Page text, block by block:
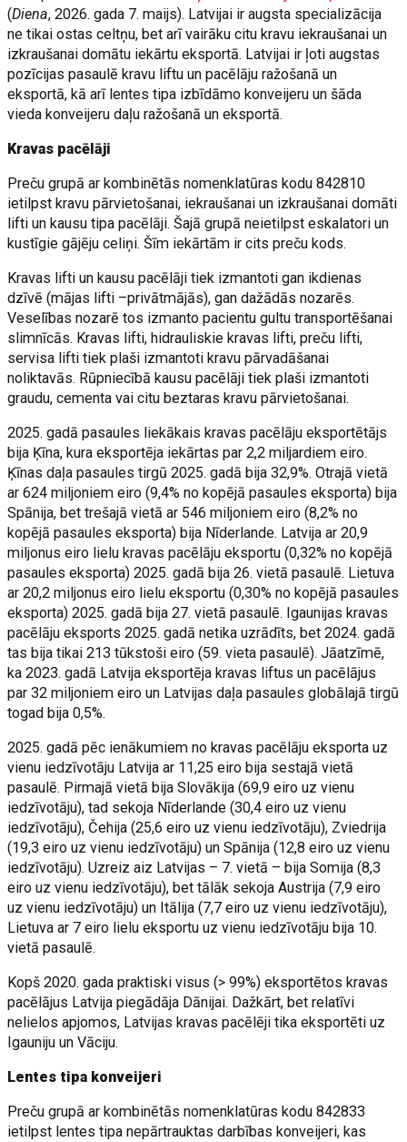
(Diena, 2026. gada 7. maijs). Latvijai ir augsta specializācija
ne tikai ostas celtņu, bet arī vairāku citu kravu iekraušanai un
izkraušanai domātu iekārtu eksportā. Latvijai ir ļoti augstas
pozīcijas pasaulē kravu liftu un pacēlāju ražošanā un
eksportā, kā arī lentes tipa izbīdāmo konveijeru un šāda
vieda konveijeru daļu ražošanā un eksportā.
Kravas pacēlāji
Preču grupā ar kombinētās nomenklatūras kodu 842810
ietilpst kravu pārvietošanai, iekraušanai un izkraušanai domāti
lifti un kausu tipa pacēlāji. Šajā grupā neietilpst eskalatori un
kustīgie gājēju celiņi. Šīm iekārtām ir cits preču kods.
Kravas lifti un kausu pacēlāji tiek izmantoti gan ikdienas
dzīvē (mājas lifti –privātmājās), gan dažādās nozarēs.
Veselības nozarē tos izmanto pacientu gultu transportēšanai
slimnīcās. Kravas lifti, hidrauliskie kravas lifti, preču lifti,
servisa lifti tiek plaši izmantoti kravu pārvadāšanai
noliktavās. Rūpniecībā kausu pacēlāji tiek plaši izmantoti
graudu, cementa vai citu beztaras kravu pārvietošanai.
2025. gadā pasaules liekākais kravas pacēlāju eksportētājs
bija Ķīna, kura eksportēja iekārtas par 2,2 miljardiem eiro.
Ķīnas daļa pasaules tirgū 2025. gadā bija 32,9%. Otrajā vietā
ar 624 miljoniem eiro (9,4% no kopējā pasaules eksporta) bija
Spānija, bet trešajā vietā ar 546 miljoniem eiro (8,2% no
kopējā pasaules eksporta) bija Nīderlande. Latvija ar 20,9
miljonus eiro lielu kravas pacēlāju eksportu (0,32% no kopējā
pasaules eksporta) 2025. gadā bija 26. vietā pasaulē. Lietuva
ar 20,2 miljonus eiro lielu eksportu (0,30% no kopējā pasaules
eksporta) 2025. gadā bija 27. vietā pasaulē. Igaunijas kravas
pacēlāju eksports 2025. gadā netika uzrādīts, bet 2024. gadā
tas bija tikai 213 tūkstoši eiro (59. vieta pasaulē). Jāatzīmē,
ka 2023. gadā Latvija eksportēja kravas liftus un pacēlājus
par 32 miljoniem eiro un Latvijas daļa pasaules globālajā tirgū
togad bija 0,5%.
2025. gadā pēc ienākumiem no kravas pacēlāju eksporta uz
vienu iedzīvotāju Latvija ar 11,25 eiro bija sestajā vietā
pasaulē. Pirmajā vietā bija Slovākija (69,9 eiro uz vienu
iedzīvotāju), tad sekoja Nīderlande (30,4 eiro uz vienu
iedzīvotāju), Čehija (25,6 eiro uz vienu iedzīvotāju), Zviedrija
(19,3 eiro uz vienu iedzīvotāju) un Spānija (12,8 eiro uz vienu
iedzīvotāju). Uzreiz aiz Latvijas – 7. vietā – bija Somija (8,3
eiro uz vienu iedzīvotāju), bet tālāk sekoja Austrija (7,9 eiro
uz vienu iedzīvotāju) un Itālija (7,7 eiro uz vienu iedzīvotāju),
Lietuva ar 7 eiro lielu eksportu uz vienu iedzīvotāju bija 10.
vietā pasaulē.
Kopš 2020. gada praktiski visus (> 99%) eksportētos kravas
pacēlājus Latvija piegādāja Dānijai. Dažkārt, bet relatīvi
nelielos apjomos, Latvijas kravas pacēlēji tika eksportēti uz
Igauniju un Vāciju.
Lentes tipa konveijeri
Preču grupā ar kombinētās nomenklatūras kodu 842833
ietilpst lentes tipa nepārtrauktas darbības konveijeri, kas